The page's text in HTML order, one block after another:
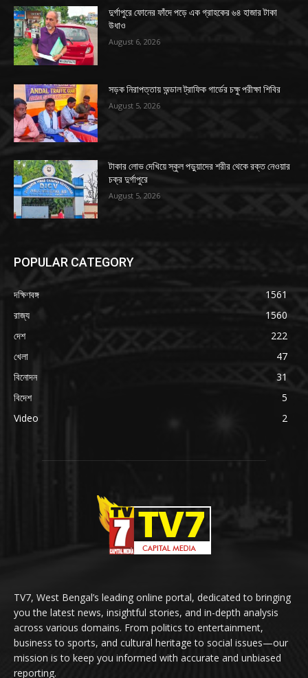
দুর্গাপুরে ফোনের ফাঁদে পড়ে এক গ্রাহকের ৬৪ হাজার টাকা
উধাও
August 6, 2026
সড়ক নিরাপত্তায় অন্ডাল ট্রাফিক গার্ডের চক্ষু পরীক্ষা শিবির
August 5, 2026
টাকার লোভ দেখিয়ে স্কুল পড়ুয়াদের শরীর থেকে রক্ত নেওয়ার
চক্র দুর্গাপুরে
August 5, 2026
POPULAR CATEGORY
দক্ষিণবঙ্গ
1561
রাজ্য
1560
দেশ
222
খেলা
47
বিনোদন
31
বিদেশ
5
Video
2
TV7, West Bengal’s leading online portal, dedicated to bringing
you the latest news, insightful stories, and in-depth analysis
across various domains. From politics to entertainment,
business to sports, and cultural heritage to social issues—our
mission is to keep you informed with accurate and unbiased
reporting.